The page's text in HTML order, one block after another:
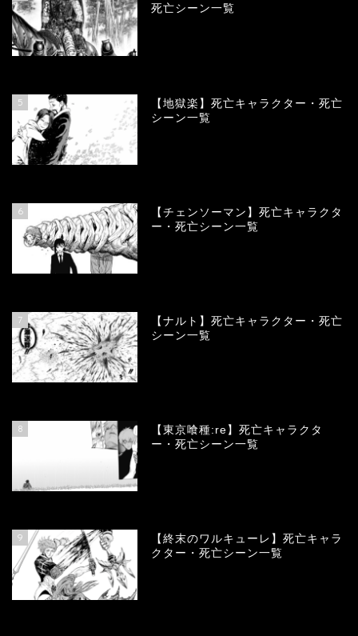
死亡シーン一覧
5
【地獄楽】死亡キャラクター・死亡
シーン一覧
6
【チェンソーマン】死亡キャラクタ
ー・死亡シーン一覧
7
【ナルト】死亡キャラクター・死亡
シーン一覧
8
【東京喰種:re】死亡キャラクタ
ー・死亡シーン一覧
9
【終末のワルキューレ】死亡キャラ
クター・死亡シーン一覧